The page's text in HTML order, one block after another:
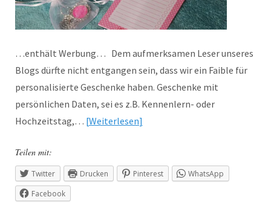
…enthält Werbung… Dem aufmerksamen Leser unseres
Blogs dürfte nicht entgangen sein, dass wir ein Faible für
personalisierte Geschenke haben. Geschenke mit
persönlichen Daten, sei es z.B. Kennenlern- oder
Hochzeitstag,… Weiterlesen
Teilen mit:
Twitter Drucken Pinterest
WhatsApp
Facebook